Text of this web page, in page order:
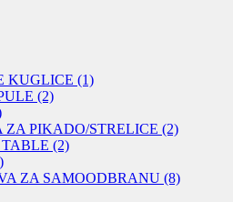
KUGLICE (1)
(2)
ZA PIKADO/STRELICE (2)
(2)
ZA SAMOODBRANU (8)